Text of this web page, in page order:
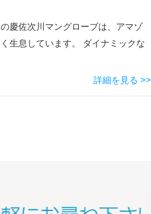
慶佐次川マングローブは、アマゾ
生息しています。 ダイナミックな
詳細を見る >>